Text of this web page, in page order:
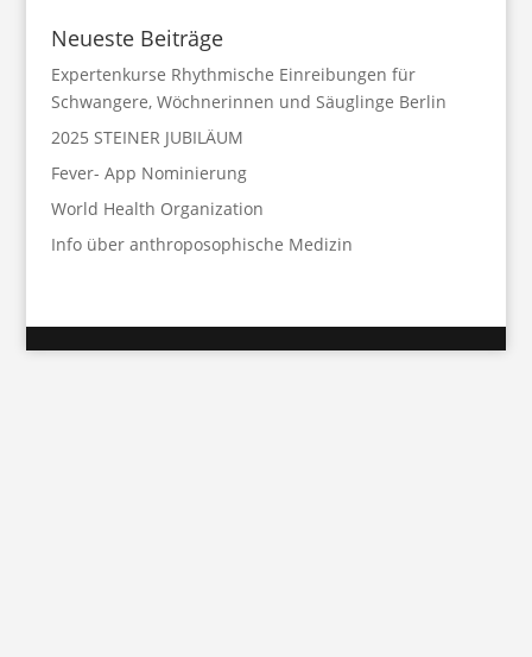
Neueste Beiträge
Expertenkurse Rhythmische Einreibungen für
Schwangere, Wöchnerinnen und Säuglinge Berlin
2025 STEINER JUBILÄUM
Fever- App Nominierung
World Health Organization
Info über anthroposophische Medizin